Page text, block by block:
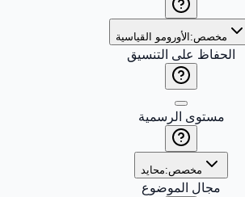
مخصص: الأورومو القياسية
الحفاظ على التنسيق
مستوى الرسمية
مخصص:محايد
مجال الموضوع